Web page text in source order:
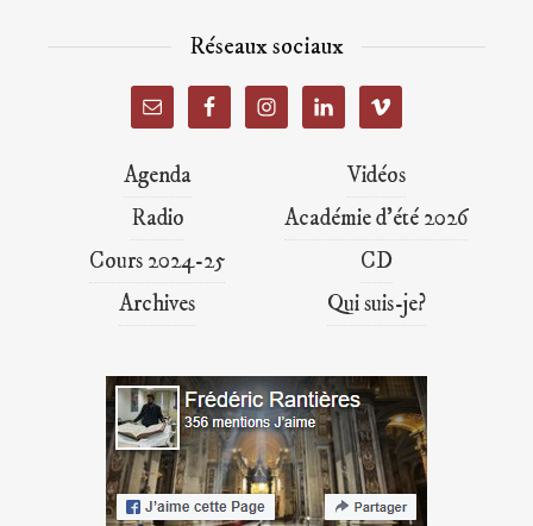
Réseaux sociaux
Agenda
Vidéos
Radio
Académie d’été 2026
Cours 2024-25
CD
Archives
Qui suis-je?